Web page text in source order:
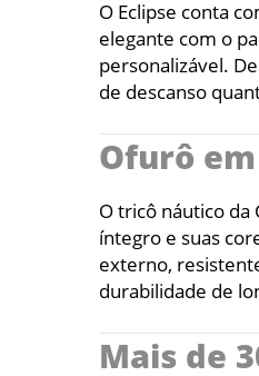
O Eclipse conta
elegante com o
personalizável.
de descanso
Ofurô
O tricô náutico da
íntegro e suas
externo,
durabilidade de
Mais de